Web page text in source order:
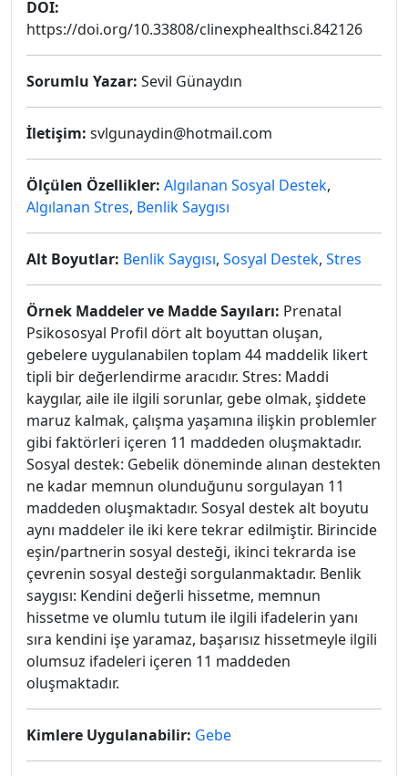
DOI:
https://doi.org/10.33808/clinexphealthsci.842126
Sorumlu Yazar: Sevil Günaydın
İletişim: svlgunaydin@hotmail.com
Ölçülen Özellikler: Algılanan Sosyal Destek,
Algılanan Stres, Benlik Saygısı
Alt Boyutlar: Benlik Saygısı, Sosyal Destek, Stres
Örnek Maddeler ve Madde Sayıları: Prenatal
Psikososyal Profil dört alt boyuttan oluşan,
gebelere uygulanabilen toplam 44 maddelik likert
tipli bir değerlendirme aracıdır. Stres: Maddi
kaygılar, aile ile ilgili sorunlar, gebe olmak, şiddete
maruz kalmak, çalışma yaşamına ilişkin problemler
gibi faktörleri içeren 11 maddeden oluşmaktadır.
Sosyal destek: Gebelik döneminde alınan destekten
ne kadar memnun olunduğunu sorgulayan 11
maddeden oluşmaktadır. Sosyal destek alt boyutu
aynı maddeler ile iki kere tekrar edilmiştir. Birincide
eşin/partnerin sosyal desteği, ikinci tekrarda ise
çevrenin sosyal desteği sorgulanmaktadır. Benlik
saygısı: Kendini değerli hissetme, memnun
hissetme ve olumlu tutum ile ilgili ifadelerin yanı
sıra kendini işe yaramaz, başarısız hissetmeyle ilgili
olumsuz ifadeleri içeren 11 maddeden
oluşmaktadır.
Kimlere Uygulanabilir: Gebe